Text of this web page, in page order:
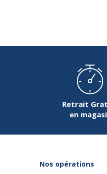
Retrait
en
Nos opérations